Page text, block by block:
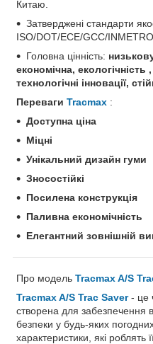
Китаю.
Затверджені стандарти
ISO/DOT/ECE/GCC/INMETRO
Головна цінність:
економічна, екологічність ,
технологічні інновації,
Переваги Tracmax :
Доступна ціна
Міцні
Унікальний дизайн гуми
Зносостійкі
Посилена конструкція
Паливна економічність
Елегантний зовнішній
Про модель Tracmax A/S
Tracmax A/S Trac Saver- це
створена для забезпечення
безпеки у будь-яких
характеристики, які роблять